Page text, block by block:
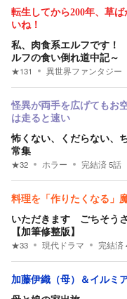
転生してから200年、草
いね！
私、肉食系エルフです！
ルフの食い倒れ道中記～
★131 異世界ファンタジー
怪異が両手を広げてもお
は走ると速い
怖くない、くだらない、
常集
★32 ホラー 完結済5話
料理を「作りたくなる」
いただきます ごちそう
【加筆修整版】
★33 現代ドラマ 完結済
加藤伊織（母）＆イルミ